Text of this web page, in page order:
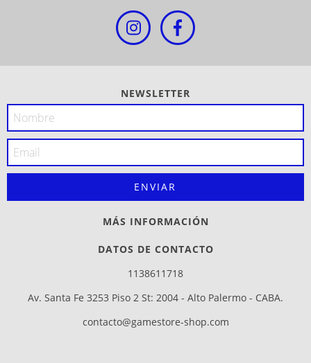
NEWSLETTER
MÁS INFORMACIÓN
DATOS DE CONTACTO
1138611718
Av. Santa Fe 3253 Piso 2 St: 2004 - Alto Palermo - CABA.
contacto@gamestore-shop.com